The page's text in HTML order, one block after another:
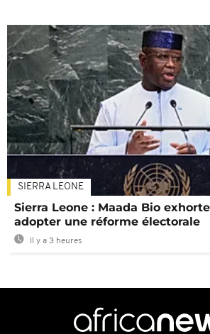
SIERRA LEONE
Sierra Leone : Maada Bio
adopter une réforme électorale
Il y a 3 heures